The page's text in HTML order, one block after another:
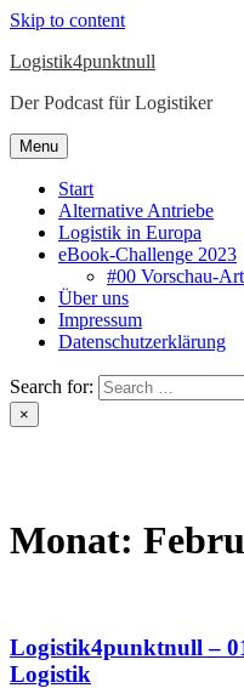
Skip to content
Logistik4punktnull
Der Podcast für Logistiker
Menu
Start
Alternative Antriebe
Logistik in Europa
eBook-Challenge 2023
#00 Vorschau-
Über uns
Impressum
Datenschutzerklärung
Search for:
×
Monat:
Logistik4punktnull –
Logistik